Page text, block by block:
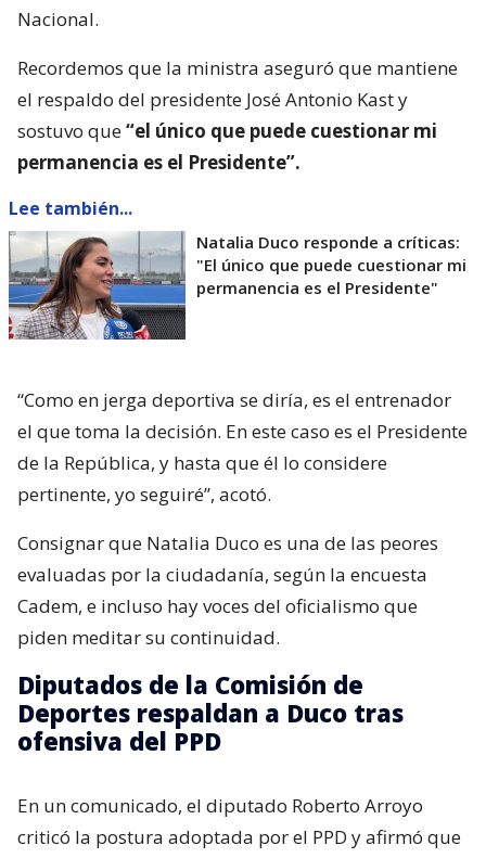
Nacional.
Recordemos que la ministra aseguró que mantiene
el respaldo del presidente José Antonio Kast y
sostuvo que“el único que puede cuestionar mi
permanencia es el Presidente”.
Lee también...
Natalia Duco responde a críticas:
"El único que puede cuestionar mi
permanencia es el Presidente"
“Como en jerga deportiva se diría, es el entrenador
el que toma la decisión. En este caso es el Presidente
de la República, y hasta que él lo considere
pertinente, yo seguiré”, acotó.
Consignar que Natalia Duco es una de las peores
evaluadas por la ciudadanía, según la encuesta
Cadem, e incluso hay voces del oficialismo que
piden meditar su continuidad.
Diputados de la Comisión de
Deportes respaldan a Duco tras
ofensiva del PPD
En un comunicado, el diputado Roberto Arroyo
criticó la postura adoptada por el PPD y afirmó que